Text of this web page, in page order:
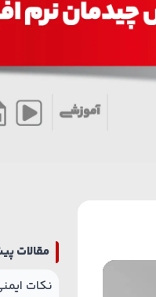
مقالات
نکات